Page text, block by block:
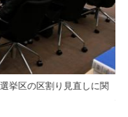
挙区の区割り見直しに関